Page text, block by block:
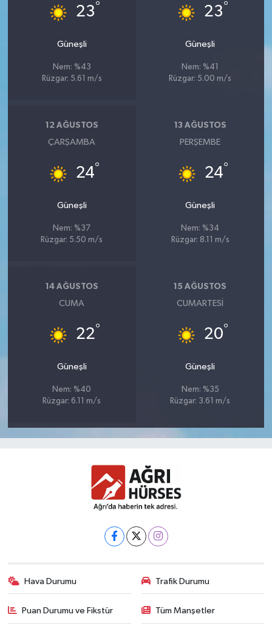
23°
Güneşli
Nem: %43
Rüzgar: 5.61 m/s
23°
Güneşli
Nem: %41
Rüzgar: 5.00 m/s
12 AĞUSTOS
ÇARŞAMBA
24°
Güneşli
Nem: %37
Rüzgar: 5.50 m/s
13 AĞUSTOS
PERŞEMBE
24°
Güneşli
Nem: %34
Rüzgar: 8.11 m/s
14 AĞUSTOS
CUMA
22°
Güneşli
Nem: %40
Rüzgar: 6.11 m/s
15 AĞUSTOS
CUMARTESI
20°
Güneşli
Nem: %35
Rüzgar: 3.61 m/s
Hava Durumu Trafik Durumu
Puan Durumu ve Fikstür Tüm Manşetler